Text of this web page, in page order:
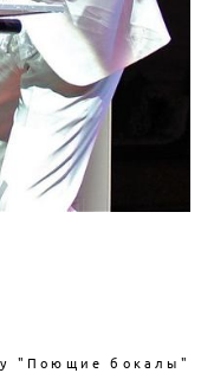
"Поющие бокалы"